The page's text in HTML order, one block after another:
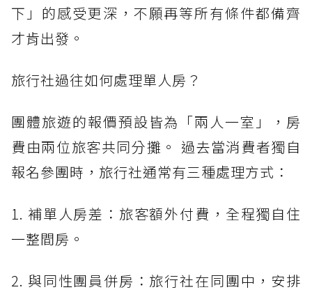
下」的感受更深，不願再等所有條件都備齊
才肯出發。
旅行社過往如何處理單人房？
團體旅遊的報價預設皆為「兩人一室」，房
費由兩位旅客共同分攤。 過去當消費者獨自
報名參團時，旅行社通常有三種處理方式：
1. 補單人房差：旅客額外付費，全程獨自住
一整間房。
2. 與同性團員併房：旅行社在同團中，安排